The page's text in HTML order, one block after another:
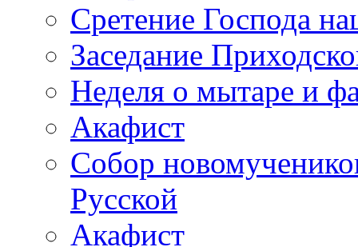
Сретение Господа
Заседание
Неделя о мытаре и
Акафист
Собор
Русской
Акафист